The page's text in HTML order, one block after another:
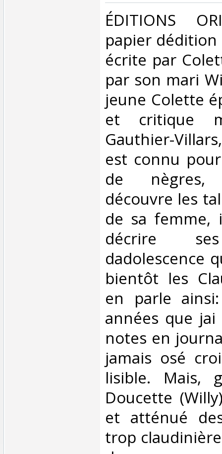
‎ÉDITIONS
papier dédition
écrite par
par son mari
jeune Colette
et critique
Gauthier-
est connu
de
découvre les
de sa femme,
décrire
dadolescence
bientôt les
en parle
années que
notes en
jamais osé
lisible. Mais,
Doucette
et atténué
trop